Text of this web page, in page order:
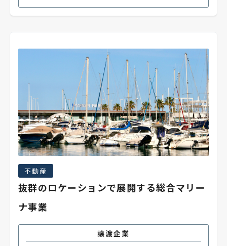
不動産
抜群のロケーションで展開する総合マリー
ナ事業
譲渡企業